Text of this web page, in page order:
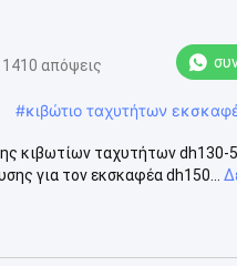
1410 απόψεις
#κιβώτιο ταχυτήτων
κιβωτίων ταχυτήτων dh130-
για τον εκσκαφέα dh150...